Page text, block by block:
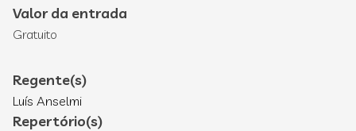
Valor da entrada
Gratuito
Regente(s)
Luís Anselmi
Repertório(s)